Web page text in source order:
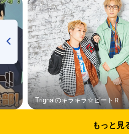
Trignalのキラキラ☆ビートＲ
もっと見